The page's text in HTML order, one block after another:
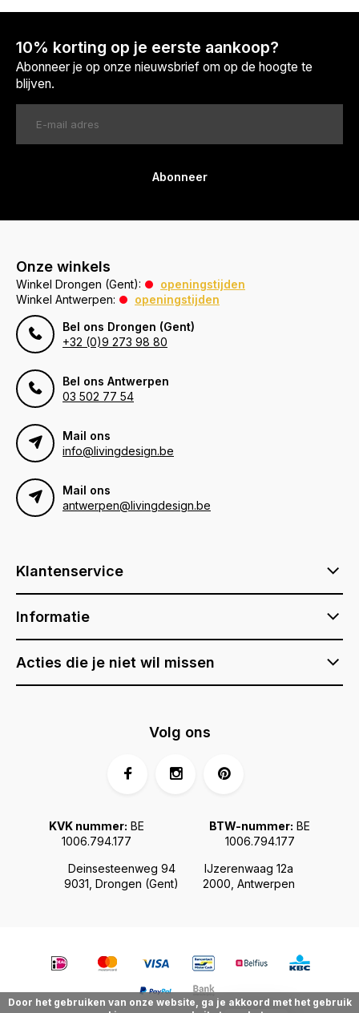
10% korting op je eerste aankoop?
Abonneer je op onze nieuwsbrief om op de hoogte te
blijven.
Abonneer
Onze winkels
Winkel Drongen (Gent):
openingstijden
Winkel Antwerpen:
openingstijden
Bel ons Drongen (Gent)
+32 (0)9 273 98 80
Bel ons Antwerpen
03 502 77 54
Mail ons
info@livingdesign.be
Mail ons
antwerpen@livingdesign.be
Klantenservice
Informatie
Acties die je niet wil missen
Deinsesteenweg 94
9031, Drongen (Gent)
IJzerenwaag 12a
2000, Antwerpen
KVK nummer: BE
1006.794.177
BTW-nummer: BE
1006.794.177
Volg ons
Door het gebruiken van onze website, ga je akkoord met het gebruik